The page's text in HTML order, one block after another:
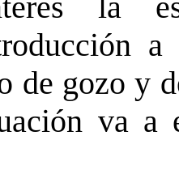
de gozo y
va a